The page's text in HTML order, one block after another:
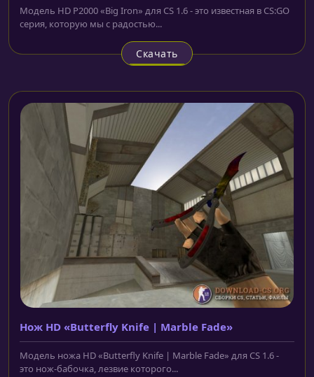
Модель HD P2000 «Big Iron» для CS 1.6 - это известная в CS:GO
серия, которую мы с радостью...
Скачать
Нож HD «Butterfly Knife | Marble Fade»
Модель ножа HD «Butterfly Knife | Marble Fade» для CS 1.6 -
это нож-бабочка, лезвие которого...